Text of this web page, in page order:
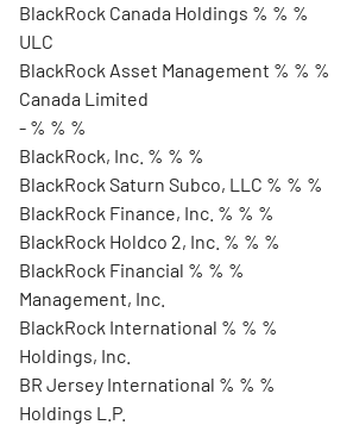
BlackRock Canada Holdings % % %
ULC
BlackRock Asset Management % % %
Canada Limited
- % % %
BlackRock, Inc. % % %
BlackRock Saturn Subco, LLC % % %
BlackRock Finance, Inc. % % %
BlackRock Holdco 2, Inc. % % %
BlackRock Financial % % %
Management, Inc.
BlackRock International % % %
Holdings, Inc.
BR Jersey International % % %
Holdings L.P.